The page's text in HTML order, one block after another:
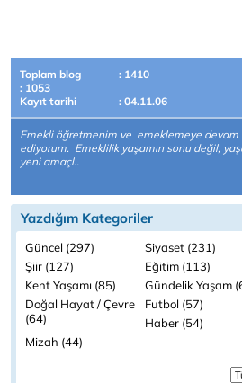
Toplam blog
: 1410
: 1053
Kayıt tarihi
: 04.11.06
Emekli öğretmenim ve emeklemeye devam
ediyorum. Emeklilik yaşamın sonu değil,
yeni amaçl..
Yazdığım Kategoriler
Güncel (297)
Siyaset (231)
Şiir (127)
Eğitim (113)
Kent Yaşamı (85)
Gündelik Yaşam
Doğal Hayat / Çevre
(64)
Futbol (57)
Haber (54)
Mizah (44)